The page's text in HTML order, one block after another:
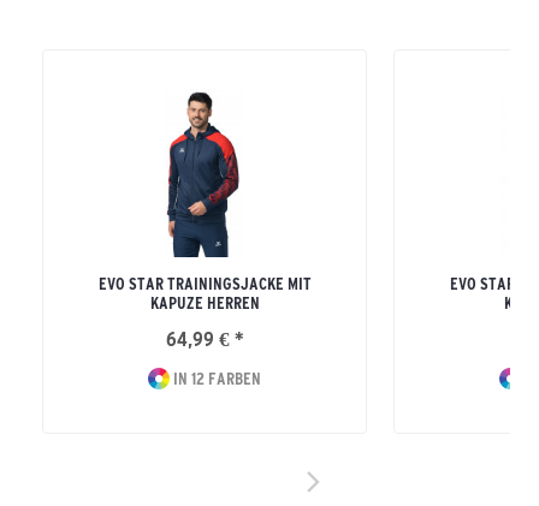
EVO STAR TRAININGSJACKE MIT
KAPUZE HERREN
64,99 € *
IN 12 FARBEN
EVO STAR